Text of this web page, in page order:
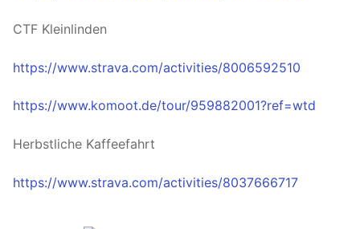
CTF Kleinlinden
https://www.strava.com/activities/8006592510
https://www.komoot.de/tour/959882001?ref=wtd
Herbstliche Kaffeefahrt
https://www.strava.com/activities/8037666717